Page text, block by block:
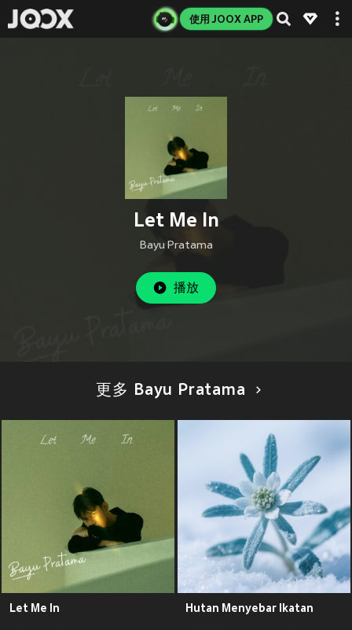
使用 JOOX APP
Let Me In
Bayu Pratama
播放
更多 Bayu Pratama
Let Me In Hutan Menyebar Ikatan